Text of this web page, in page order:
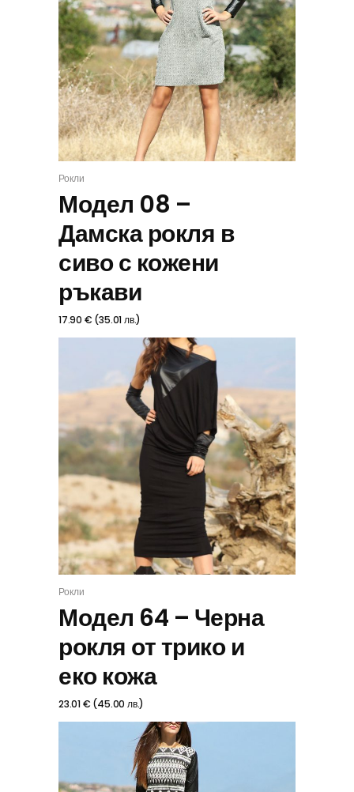
ИЗБЕРИ
Рокли
Модел 08 –
Дамска рокля в
сиво с кожени
ръкави
17.90 € (35.01лв.)
ИЗБЕРИ
Рокли
Модел 64 – Черна
рокля от трико и
еко кожа
23.01€ (45.00лв.)